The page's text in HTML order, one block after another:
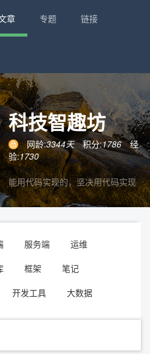
章 专题 链接
科技智趣坊
网龄:3344天 积分:1786
经
验:1730
能用代码实现的，坚决用代码实现
服务端
运维
框架
笔记
开发工具 大数据